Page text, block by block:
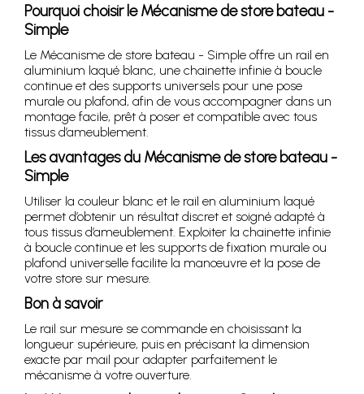
Pourquoi choisir le Mécanisme de store bateau -
Simple
Le Mécanisme de store bateau - Simple offre un rail en
aluminium laqué blanc, une chainette infinie à boucle
continue et des supports universels pour une pose
murale ou plafond, afin de vous accompagner dans un
montage facile, prêt à poser et compatible avec tous
tissus d’ameublement.
Les avantages du Mécanisme de store bateau -
Simple
Utiliser la couleur blanc et le rail en aluminium laqué
permet d’obtenir un résultat discret et soigné adapté à
tous tissus d’ameublement. Exploiter la chainette infinie
à boucle continue et les supports de fixation murale ou
plafond universelle facilite la manœuvre et la pose de
votre store sur mesure.
Bon à savoir
Le rail sur mesure se commande en choisissant la
longueur supérieure, puis en précisant la dimension
exacte par mail pour adapter parfaitement le
mécanisme à votre ouverture.